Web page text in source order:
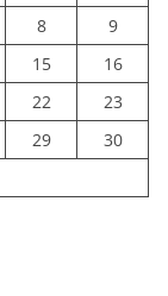
8
9
15
16
22
23
29
30